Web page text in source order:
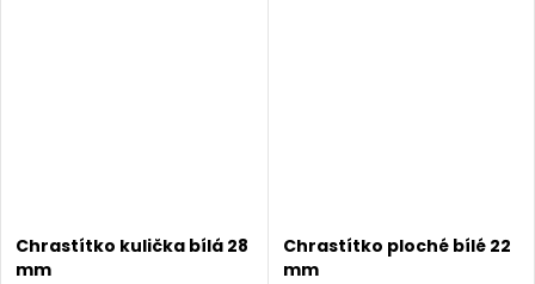
Chrastítko kulička bílá 28
mm
Chrastítko ploché bílé 22
mm